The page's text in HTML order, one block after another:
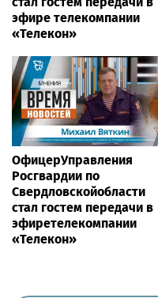
VIP
Аделина Панина: